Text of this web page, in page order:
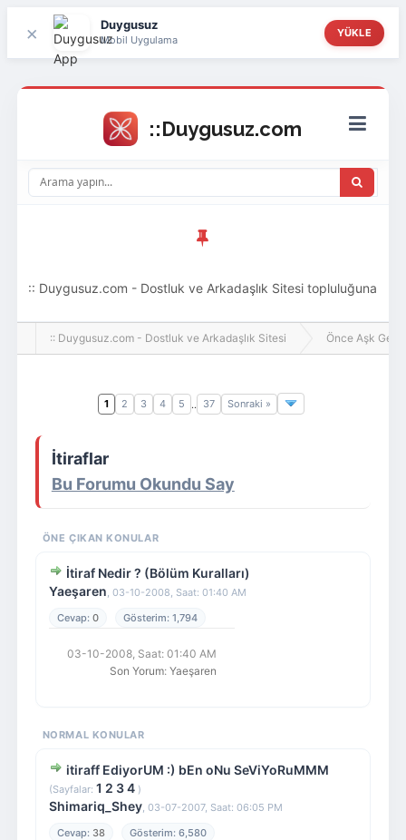
× Duygusuz
Mobil Uygulama
YÜKLE
:: Duygusuz.com - Dostluk ve Arkadaşlık Sitesi topluluğuna
hoş geldin ziyaretçi! Aramıza katılmak istersen kayıt
:: Duygusuz.com - Dostluk ve Arkadaşlık Sitesi Önce Aşk Gelir
1 2 3 4 5 .. 37 Sonraki »
Bu Forumu Okundu Say
İtiraflar
ÖNE ÇIKAN KONULAR
İtiraf Nedir ? (Bölüm Kuralları)
Yaeşaren, 03-10-2008, Saat: 01:40 AM
0
1,794
03-10-2008, Saat: 01:40 AM
Son Yorum: Yaeşaren
NORMAL KONULAR
itiraff EdiyorUM :) bEn oNu SeViYoRuMMM
(Sayfalar: 1 2 34)
Shimariq_Shey, 03-07-2007, Saat: 06:05 PM
38
6,580